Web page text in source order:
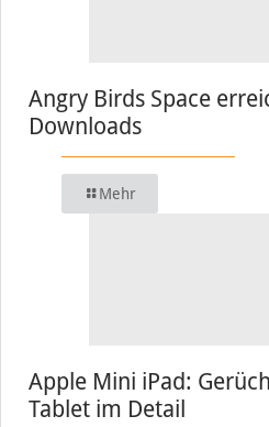
Angry Birds Space
Downloads
Mehr
Apple Mini iPad:
Tablet im Detail